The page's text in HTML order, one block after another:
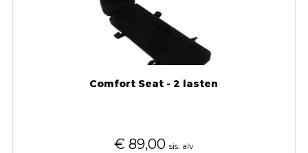
Comfort Seat - 2 lasten
€ 89,00 sis. alv